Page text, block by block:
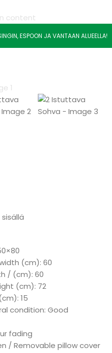
content
ESPOON JA VANTAAN ALUEELLA!
(cm): 60
/ (cm): 60
(cm): 72
15
condition: Good
fading
/ Removable pillow cover